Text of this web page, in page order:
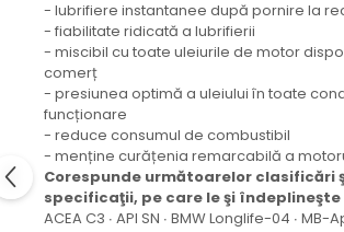
Grup electropompa
Bolturi, role si bucsi
MAMMUT LIFT
Mecanice
Electrice
Hidraulice
Motor electric si pompa hidraulica
- lubrifiere instantanee după pornire la
- fiabilitate ridicată a lubrifierii
- miscibil cu toate uleiurile de motor
comerț
- presiunea optimă a uleiului în toate
funcționare
- reduce consumul de combustibil
- menține curățenia remarcabilă a
Corespunde următoarelor clasificări
specificaţii, pe care le şi îndeplineşte
ACEA C3 ∙ API SN ∙ BMW Longlife-04 ∙ MB-